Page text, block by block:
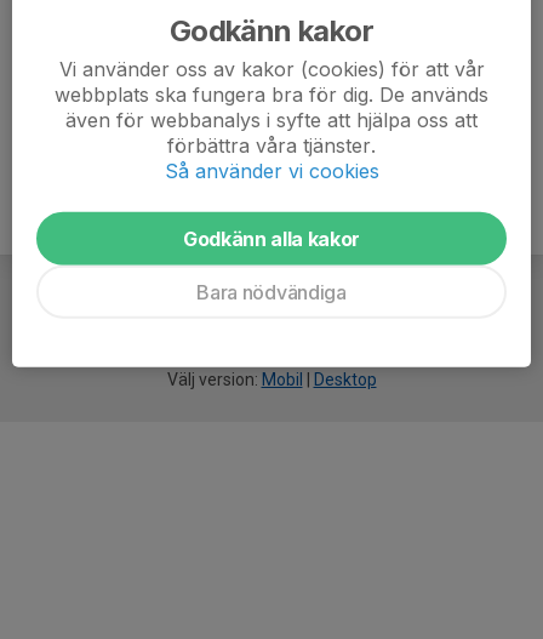
Välj version: Mobil Desktop
Godkänn kakor
Vi använder oss av kakor (cookies) för att vår
webbplats ska fungera bra för dig. De används
även för webbanalys i syfte att hjälpa oss att
förbättra våra tjänster.
Så använder vi cookies
Godkänn alla kakor
Bara nödvändiga